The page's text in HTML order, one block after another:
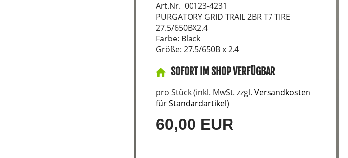
Art.Nr. 00123-4231
PURGATORY GRID TRAIL 2BR T7 TIRE
27.5/650BX2.4
Farbe: Black
Größe: 27.5/650B x 2.4
SOFORT IM SHOP VERFÜGBAR
pro Stück (inkl. MwSt. zzgl. Versandkosten
für Standardartikel)
60,00 EUR